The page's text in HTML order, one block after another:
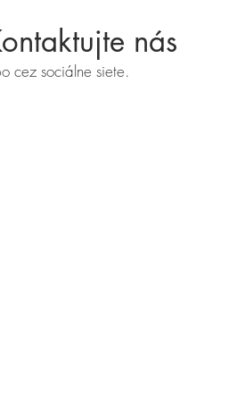
nás
cez sociálne siete.